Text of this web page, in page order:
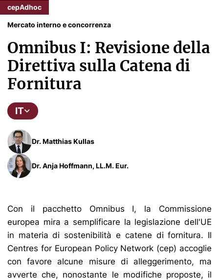
cepAdhoc
Mercato interno e concorrenza
Omnibus I: Revisione della
Direttiva sulla Catena di
Fornitura
IT
Dr. Matthias Kullas
Dr. Anja Hoffmann, LL.M. Eur.
Con il pacchetto Omnibus I, la Commissione
europea mira a semplificare la legislazione dell'UE
in materia di sostenibilità e catene di fornitura. Il
Centres for European Policy Network (cep) accoglie
con favore alcune misure di alleggerimento, ma
avverte che, nonostante le modifiche proposte, il